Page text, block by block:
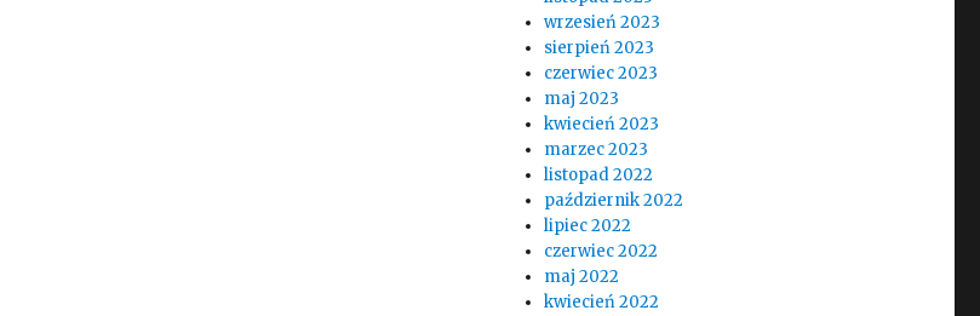
wrzesień 2023
sierpień 2023
czerwiec 2023
maj 2023
kwiecień 2023
marzec 2023
listopad 2022
październik 2022
lipiec 2022
czerwiec 2022
maj 2022
kwiecień 2022